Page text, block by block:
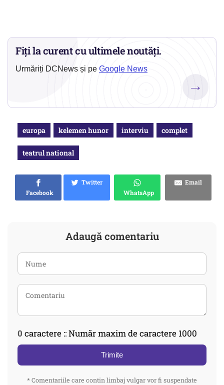
Fiți la curent cu ultimele noutăți.
Urmăriți DCNews și pe Google News
→
europa kelemen hunor interviu complet
teatrul national
Facebook
Twitter
WhatsApp
Email
Adaugă comentariu
0 caractere :: Număr maxim de caractere 1000
Trimite
* Comentariile care contin limbaj vulgar vor fi suspendate